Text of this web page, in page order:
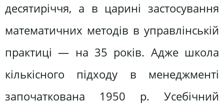
десятиріччя, а в царині застосування
математичних методів в управлінській
практиці — на 35 років. Адже школа
кількісного підходу в менеджменті
започаткована 1950 р. Усебічний